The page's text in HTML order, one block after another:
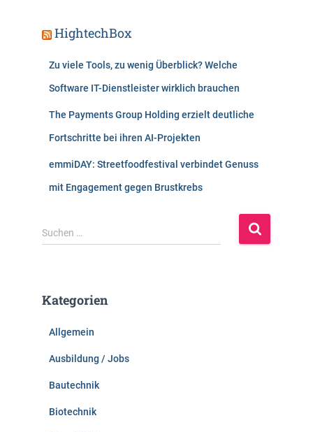
HightechBox
Zu viele Tools, zu wenig Überblick? Welche
Software IT-Dienstleister wirklich brauchen
The Payments Group Holding erzielt deutliche
Fortschritte bei ihren AI-Projekten
emmiDAY: Streetfoodfestival verbindet Genuss
mit Engagement gegen Brustkrebs
S
u
n
Suchen …
Kategorien
Allgemein
Ausbildung / Jobs
Bautechnik
Biotechnik